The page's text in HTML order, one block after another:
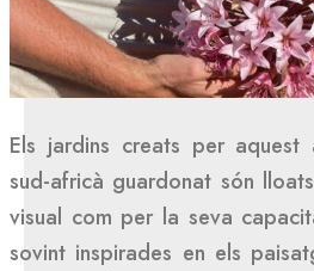
Els jardins creats per aquest
sud-africà guardonat són
visual com per la seva
sovint inspirades en els